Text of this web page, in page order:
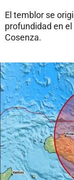
El temblor se
profundidad en
Cosenza.